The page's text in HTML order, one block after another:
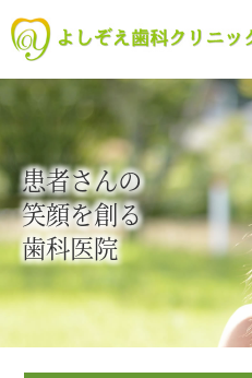
患者さんの
笑顔を創る
歯科医院